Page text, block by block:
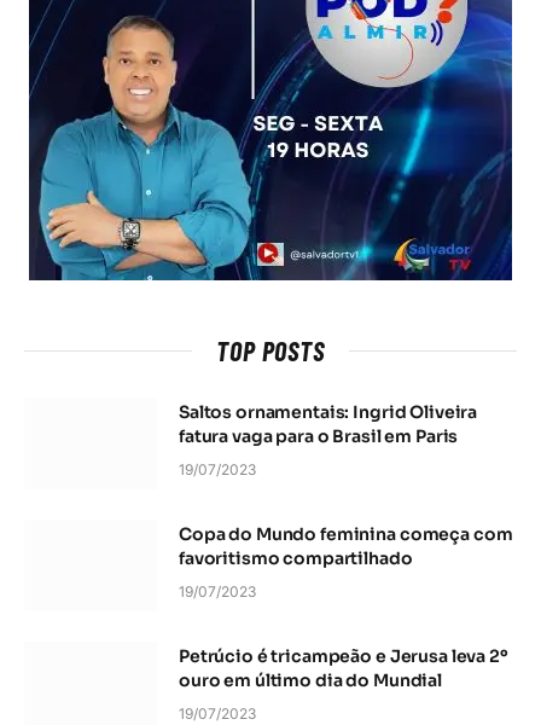
TOP POSTS
Saltos ornamentais: Ingrid Oliveira
fatura vaga para o Brasil em Paris
19/07/2023
Copa do Mundo feminina começa com
favoritismo compartilhado
19/07/2023
Petrúcio é tricampeão e Jerusa leva 2º
ouro em último dia do Mundial
19/07/2023